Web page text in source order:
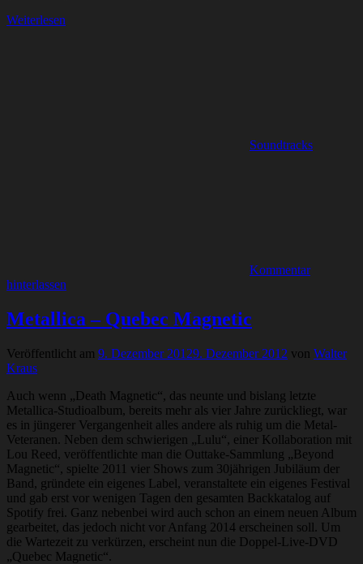
Weiterlesen
Soundtracks
Kommentar
hinterlassen
Metallica – Quebec Magnetic
Veröffentlicht am 9. Dezember 20129. Dezember 2012 von Walter
Kraus
Auch wenn „Death Magnetic“, das neunte und bislang letzte
Metallica-Studioalbum, bereits mehr als vier Jahre zurückliegt, war
es in jüngerer Vergangenheit alles andere als ruhig um die Metal-
Veteranen. Neben dem schwierigen „Lulu“, einer Kollaboration mit
Lou Reed, veröffentlichte man die Outtake-Sammlung „Beyond
Magnetic“, spielte 2011 vier Shows zum 30jährigen Jubiläum der
Band, gründete ein eigenes Label, veranstaltete ein eigenes Festival
und gab erst vor wenigen Tagen den gesamten Backkatalog auf
Spotify frei. Ganz nebenbei wird auch schon an einem neuen Album
gearbeitet, das jedoch nicht vor Anfang 2014 erscheinen soll. Um
die Wartezeit zu verkürzen, erscheint nun die Doppel-Live-DVD
„Quebec Magnetic“.